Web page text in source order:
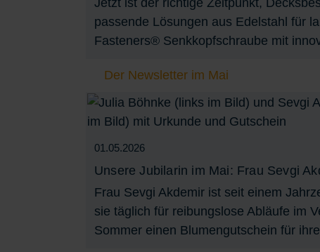
Jetzt ist der richtige Zeitpunkt,
passende Lösungen aus Edelstahl für
Fasteners® Senkkopfschraube mit
Der Newsletter im Mai
01.05.2026
Unsere Jubilarin im Mai: Frau Sevgi
Frau Sevgi Akdemir ist seit einem
sie täglich für reibungslose Abläufe im
Sommer einen Blumengutschein für